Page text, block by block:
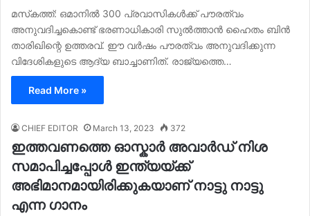
മസ്‍കത്ത്: ഒമാനില്‍ 300 പ്രവാസികള്‍ക്ക് പൗരത്വം
അനുവദിച്ചകൊണ്ട് ഭരണാധികാരി സുല്‍ത്താന്‍ ഹൈതം ബിന്‍
താരിഖിന്റെ ഉത്തരവ്. ഈ വര്‍ഷം പൗരത്വം അനുവദിക്കുന്ന
വിദേശികളുടെ ആദ്യ ബാച്ചാണിത്. രാജ്യത്തെ…
Read More »
CHIEF EDITOR March 13, 2023 372
ഇത്തവണത്തെ ഓസ്കാര്‍ അവാര്‍ഡ് നിശ
സമാപിച്ചപ്പോള്‍ ഇന്ത്യയ്ക്ക്
അഭിമാനമായിരിക്കുകയാണ് നാട്ടു നാട്ടു
എന്ന ഗാനം